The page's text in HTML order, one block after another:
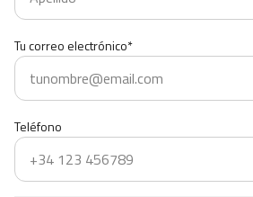
Tu correo electrónico*
Teléfono